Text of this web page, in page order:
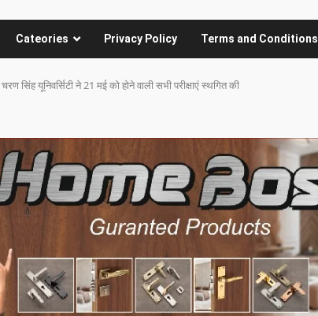
Cateories Privacy Policy Terms and Conditions
सिंह यूनिवर्सिटी ने 21 मई को होने वाली सभी परीक्षाएं स्थगित की